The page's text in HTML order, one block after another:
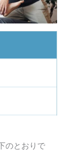
のとおりで